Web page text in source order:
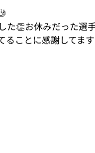
た👏お休みだった選
ることに感謝してます